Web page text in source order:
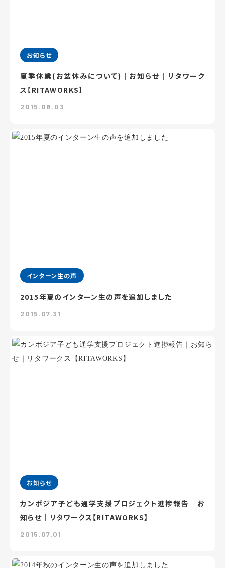
お知らせ
夏季休業(お盆休みについて)｜お知らせ｜リタワーク
ス【RITAWORKS】
2015.08.03
インターン生の声
2015年夏のインターン生の声を追加しました
2015.07.31
お知らせ
カンボジア子ども通学支援プロジェクト進捗報告｜お
知らせ｜リタワークス【RITAWORKS】
2015.07.01